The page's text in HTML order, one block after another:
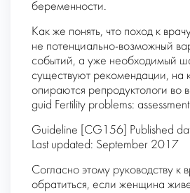
беременности.
Как же понять, что поход к
не потенциально-возможный
событий, а уже необходимый
существуют рекомендации, на
опираются репродуктологи во
guid Fertility problems:
Guideline [CG156] Published
Last updated: September 2017
Согласно этому руководству к
обратиться, если женщина